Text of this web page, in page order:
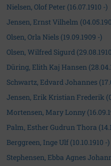
Nielsen, Olof Peter (16.07.1910 -)
Jensen, Ernst Vilhelm
Olsen, Orla Niels (19.09.1909 -)
Olsen, Wilfred Sigurd
Düring, Elith Kaj Hansen
Schwartz, Edvard Johannes
Jensen, Erik Kristian Frederik
Mortensen, Mary Lonny
Palm, Esther Gudrun Thora
Berggreen, Inge Ulf (10.10.1910 -)
Stephensen, Ebba Agnes